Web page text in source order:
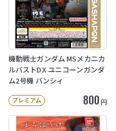
機動戦士ガンダム MSメカニカ
ルバストDX ユニコーンガンダ
ム2号機 バンシィ
プレミアム 800 円